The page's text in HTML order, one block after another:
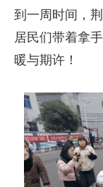
到一周时间，
居民们带着拿
暖与期许！